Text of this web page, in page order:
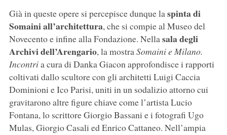
Già in queste opere si percepisce dunque laspinta di
Somaini all’architettura, che si compie al Museo del
Novecento e infine alla Fondazione. Nellasala degli
Archivi dell’Arengario, la mostraSomaini e Milano.
Incontria cura di Danka Giacon approfondisce i rapporti
coltivati dallo scultore con gli architetti Luigi Caccia
Dominioni e Ico Parisi, uniti in un sodalizio attorno cui
gravitarono altre figure chiave come l’artista Lucio
Fontana, lo scrittore Giorgio Bassani e i fotografi Ugo
Mulas, Giorgio Casali ed Enrico Cattaneo. Nell’ampia